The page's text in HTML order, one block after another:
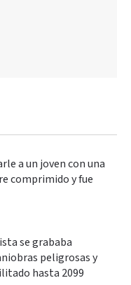
a un joven con una
comprimido y fue
se grababa
peligrosas y
hasta 2099